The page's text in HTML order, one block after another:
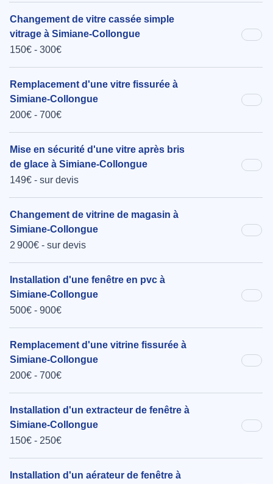
Changement de vitre cassée simple
vitrage à Simiane-Collongue
150€ - 300€
Remplacement d'une vitre fissurée à
Simiane-Collongue
200€ - 700€
Mise en sécurité d'une vitre après bris
de glace à Simiane-Collongue
149€ - sur devis
Changement de vitrine de magasin à
Simiane-Collongue
2 900€ - sur devis
Installation d'une fenêtre en pvc à
Simiane-Collongue
500€ - 900€
Remplacement d'une vitrine fissurée à
Simiane-Collongue
200€ - 700€
Installation d'un extracteur de fenêtre à
Simiane-Collongue
150€ - 250€
Installation d'un aérateur de fenêtre à